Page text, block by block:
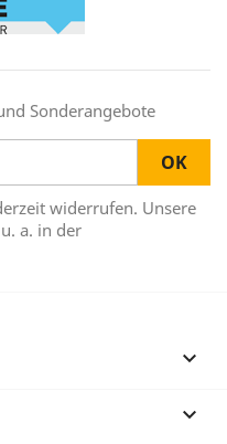
Sonderangebote
widerrufen. Unsere
a. in der

